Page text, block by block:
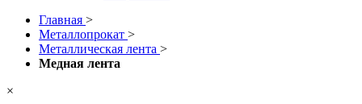
Главная >
Металлопрокат >
Металлическая лента >
Медная лента
×